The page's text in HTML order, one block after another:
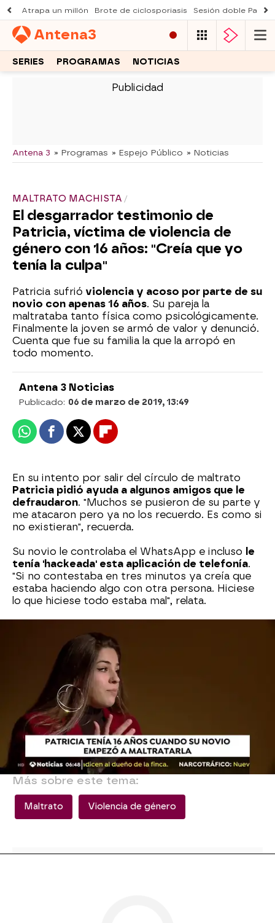
Atrapa un millón Brote de ciclosporiasis Sesión doble
Antena3
SERIES PROGRAMAS NOTICIAS
Antena 3 » Programas » Espejo Público » Noticias
MALTRATO MACHISTA
El desgarrador testimonio de
Patricia, víctima de violencia de
género con 16 años: "Creía que yo
tenía la culpa"
Patricia sufrió violencia y acoso por parte de su
novio con apenas 16 años. Su pareja la
maltrataba tanto física como psicológicamente.
Finalmente la joven se armó de valor y denunció.
Cuenta que fue su familia la que la arropó en
todo momento.
Antena 3 Noticias
Publicado: 06 de marzo de 2019, 13:49
WhatsappFacebook
X Flipboard
En su intento por salir del círculo de maltrato
Patricia pidió ayuda a algunos amigos que le
defraudaron. "Muchos se pusieron de su parte y
me atacaron pero ya no los recuerdo. Es como si
no existieran", recuerda.
Su novio le controlaba el WhatsApp e incluso le
tenía 'hackeada' esta aplicación de telefonía.
"Si no contestaba en tres minutos ya creía que
estaba haciendo algo con otra persona. Hiciese
lo que hiciese todo estaba mal", relata.
Con 16 años le costó ver que era víctima de
maltrato."Al principio creía que yo era la que
hacía algo maloy por eso se molestaba.
Intentaba corregir mis errores pero hiciese lo
que hiciese todo estaba mal", lamenta.
Patricia reconoce que esta relación le ha
marcado en sus experiencias posteriores con
chicos aunque asegura que sabe que hay gente
que sigue mereciendo la pena.
Más sobre este tema:
Maltrato Violencia de género